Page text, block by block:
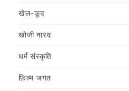
खेल-कूद
खोजी नारद
धर्म संस्कृति
फ़िल्‍म जगत